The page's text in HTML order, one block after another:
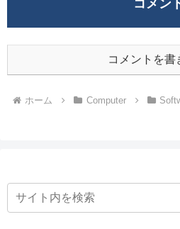
コメン
コメントを書
ホーム Computer